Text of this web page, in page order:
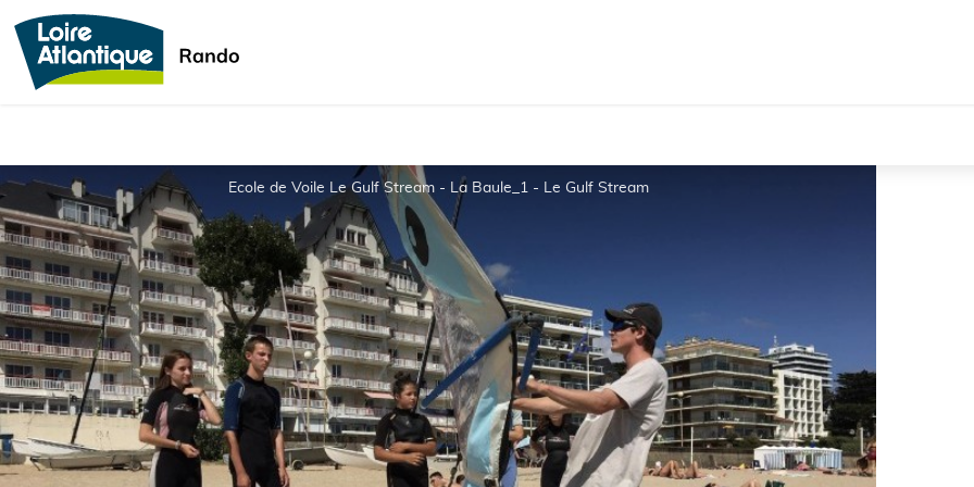
Ecole de Voile Le Gulf Stream - La Baule_1 - Le Gulf Stream